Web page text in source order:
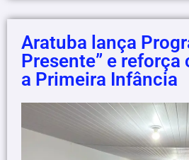
Aratuba lança
Presente” e
a Primeira Infância